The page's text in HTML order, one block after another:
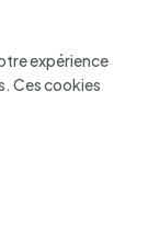
expérience
Ces cookies